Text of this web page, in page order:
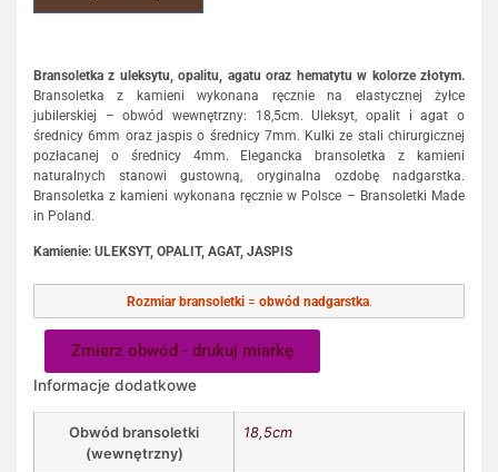
Bransoletka z uleksytu, opalitu, agatu oraz hematytu w kolorze złotym.
Bransoletka z kamieni wykonana ręcznie na elastycznej żyłce
jubilerskiej – obwód wewnętrzny: 18,5cm. Uleksyt, opalit i agat o
średnicy 6mm oraz jaspis o średnicy 7mm. Kulki ze stali chirurgicznej
pozłacanej o średnicy 4mm. Elegancka bransoletka z kamieni
naturalnych stanowi gustowną, oryginalna ozdobę nadgarstka.
Bransoletka z kamieni wykonana ręcznie w Polsce – Bransoletki Made
in Poland.
Kamienie: ULEKSYT, OPALIT, AGAT, JASPIS
Rozmiar bransoletki= obwód nadgarstka.
Zmierz obwód - drukuj miarkę
Informacje dodatkowe
Obwód bransoletki
(wewnętrzny)
18,5cm